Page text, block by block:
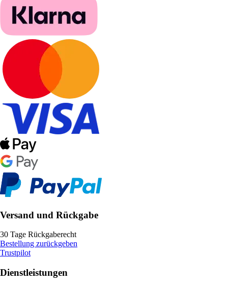
Versand und Rückgabe
30 Tage Rückgaberecht
Bestellung zurückgeben
Trustpilot
Dienstleistungen